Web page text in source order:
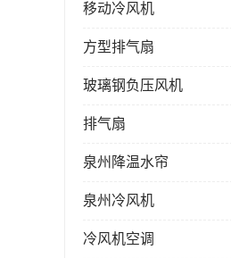
移动冷风机
方型排气扇
玻璃钢负压风机
排气扇
泉州降温水帘
泉州冷风机
冷风机空调